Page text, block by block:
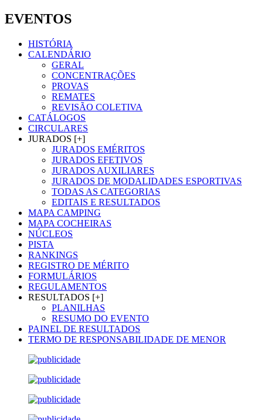
EVENTOS
HISTÓRIA
CALENDÁRIO
GERAL
CONCENTRAÇÕES
PROVAS
REMATES
REVISÃO COLETIVA
CATÁLOGOS
CIRCULARES
JURADOS [+]
JURADOS EMÉRITOS
JURADOS EFETIVOS
JURADOS AUXILIARES
JURADOS DE MODALIDADES ESPORTIVAS
TODAS AS CATEGORIAS
EDITAIS E RESULTADOS
MAPA CAMPING
MAPA COCHEIRAS
NÚCLEOS
PISTA
RANKINGS
REGISTRO DE MÉRITO
FORMULÁRIOS
REGULAMENTOS
RESULTADOS [+]
PLANILHAS
RESUMO DO EVENTO
PAINEL DE RESULTADOS
TERMO DE RESPONSABILIDADE DE MENOR